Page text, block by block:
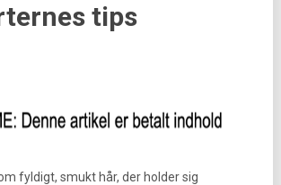
tips
fyldigt, smukt hår, der holder sig